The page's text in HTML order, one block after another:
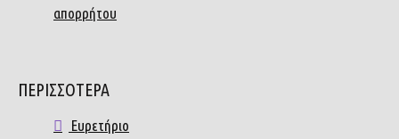
απορρήτου
ΠΕΡΙΣΣΟΤΕΡΑ
Ευρετήριο